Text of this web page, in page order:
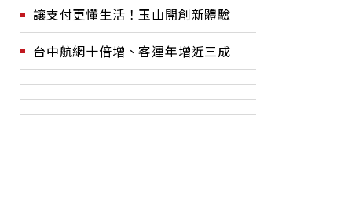
讓支付更懂生活！玉山開創新體驗
台中航網十倍增、客運年增近三成